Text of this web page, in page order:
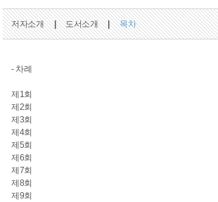
저자소개 | 도서소개 | 목차
- 차례
제1회
제2회
제3회
제4회
제5회
제6회
제7회
제8회
제9회